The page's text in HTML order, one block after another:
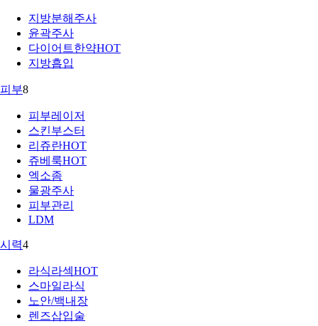
지방분해주사
윤곽주사
다이어트한약HOT
지방흡입
피부8
피부레이저
스킨부스터
리쥬란HOT
쥬베룩HOT
엑소좀
물광주사
피부관리
LDM
시력4
라식라섹HOT
스마일라식
노안/백내장
렌즈삽입술